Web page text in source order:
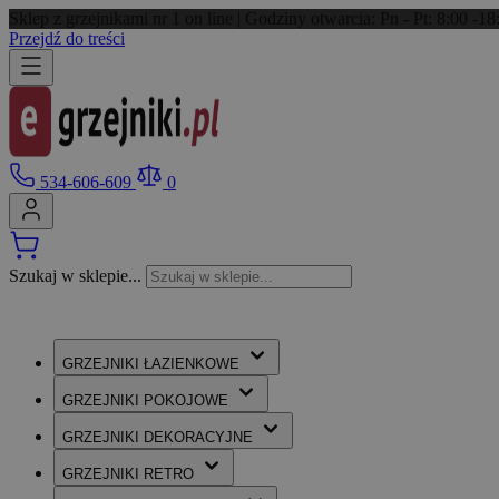
Przejdź do treści
534-606-609 0
Szukaj w sklepie...
GRZEJNIKI ŁAZIENKOWE
GRZEJNIKI POKOJOWE
GRZEJNIKI DEKORACYJNE
GRZEJNIKI RETRO